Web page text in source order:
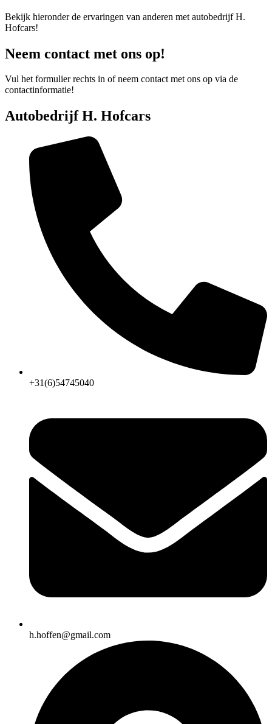
Bekijk hieronder de ervaringen van anderen met autobedrijf H.
Hofcars!
Neem contact met ons op!
Vul het formulier rechts in of neem contact met ons op via de
contactinformatie!
Autobedrijf H. Hofcars
+31(6)54745040
h.hoffen@gmail.com